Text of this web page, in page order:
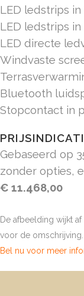
LED ledstrips
LED ledstrips
LED directe
Windvaste
Bluetooth
Stopcontact in
Gebaseerd op
zonder opties,
€ 11.468,00
De afbeelding wijkt
voor de omschrijving.
Bel nu voor meer